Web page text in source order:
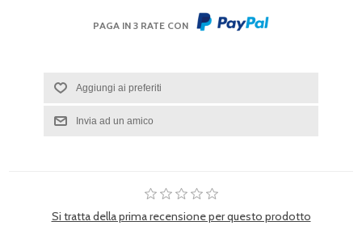
PAGA IN 3 RATE CON
Si tratta della prima recensione per questo prodotto